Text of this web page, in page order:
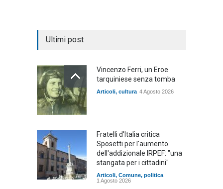
Ultimi post
Vincenzo Ferri, un Eroe
tarquiniese senza tomba
Articoli, cultura 4 Agosto 2026
Fratelli d'Italia critica
Sposetti per l'aumento
dell'addizionale IRPEF: "una
stangata per i cittadini"
Articoli, Comune, politica
1 Agosto 2026